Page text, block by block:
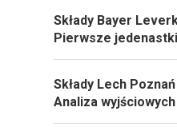
Składy Bayer
Pierwsze
Składy Lech
Analiza